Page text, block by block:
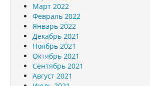
Март 2022
Февраль 2022
Январь 2022
Декабрь 2021
Ноябрь 2021
Октябрь 2021
Сентябрь 2021
Август 2021